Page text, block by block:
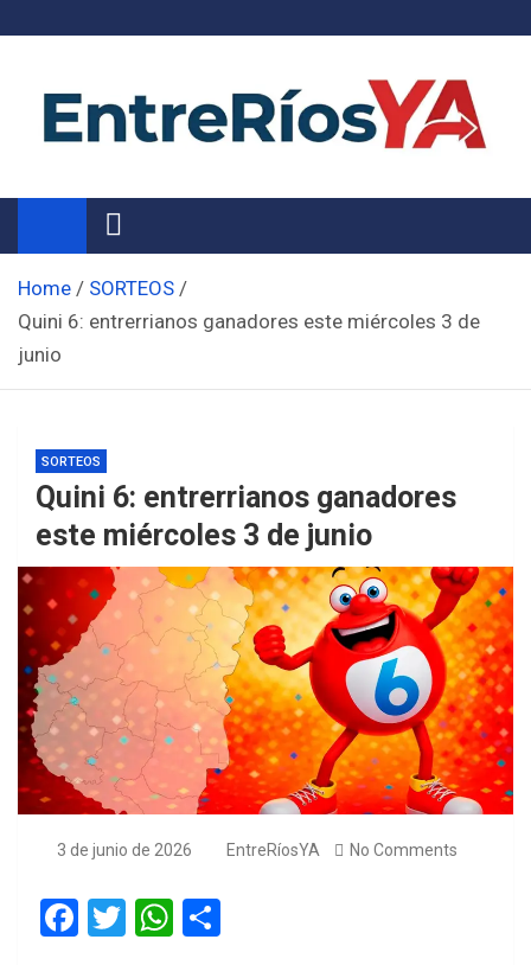
Noticias de Entre Ríos
Información de toda la provincia ahora
Home
SORTEOS
Quini 6: entrerrianos ganadores este miércoles 3 de
junio
SORTEOS
Quini 6: entrerrianos ganadores
este miércoles 3 de junio
3 de junio de 2026 EntreRíosYA No Comments
F
T
W